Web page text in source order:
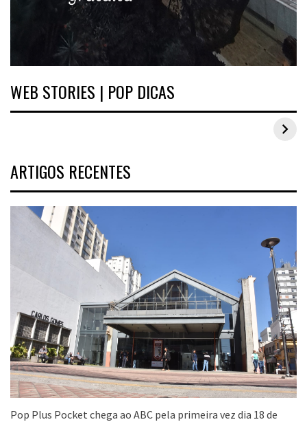
WEB STORIES | POP DICAS
Inspirações de looks plus size para o carnaval
ARTIGOS RECENTES
Pop Plus Pocket chega ao ABC pela primeira vez dia 18 de